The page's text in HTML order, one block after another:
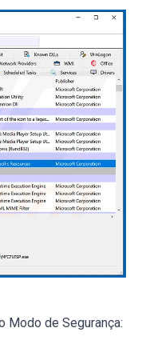
Modo de Segurança: